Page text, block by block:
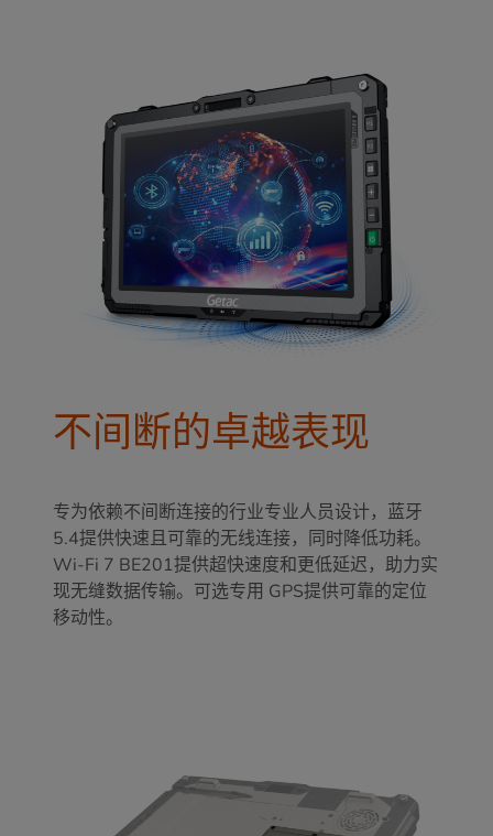
不间断的卓越表现
专为依赖不间断连接的行业专业人员设计，蓝牙
5.4提供快速且可靠的无线连接，同时降低功耗。
Wi-Fi 7 BE201提供超快速度和更低延迟，助力实
现无缝数据传输。可选专用 GPS提供可靠的定位
移动性。